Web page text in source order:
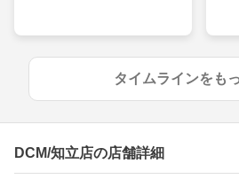
タイムラインをも
DCM/知立店の店舗詳細